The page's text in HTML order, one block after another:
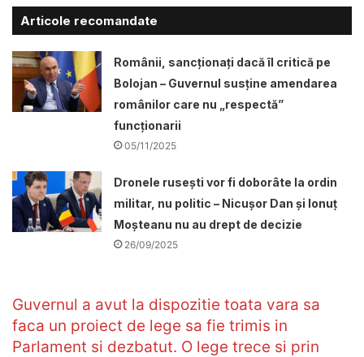
Articole recomandate
Românii, sancționați dacă îl critică pe
Bolojan – Guvernul susține amendarea
românilor care nu „respectă”
funcționarii
05/11/2025
Dronele ruseşti vor fi doborâte la ordin
militar, nu politic – Nicușor Dan și Ionuț
Moșteanu nu au drept de decizie
26/09/2025
Guvernul a avut la dispozitie toata vara sa
faca un proiect de lege sa fie trimis in
Parlament si dezbatut. O lege trece si prin